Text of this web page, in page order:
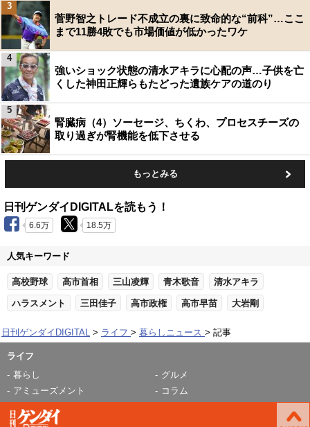
菅野智之トレード不成立の裏に致命的な“前科”…ここ
まで11勝4敗でも市場価値が低かったワケ
3
強いショック状態の清水アキラに心配の声…子供を亡
くした神田正輝らもたどった遺族ケアの道のり
4
腎臓病（4）ソーセージ、ちくわ、プロセスチーズの
取り過ぎが腎機能を低下させる
5
もっとみる
日刊ゲンダイDIGITALを読もう！
6.6万 18.5万
人気キーワード
高校野球 高市首相 三山凌輝 青木歌音 清水アキラ
ハラスメント 三田佳子 高市政権 高市早苗 大岩剛
日刊ゲンダイDIGITAL ライフ 暮らしニュース 記事
ライフ
暮らし
グルメ
アミューズメント
コラム